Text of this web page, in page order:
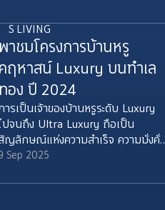
a life he's proud of, including
The Extro Phayathai –
Rangnam, a condo just steps
from BTS Victory Monument in
heart of Rangnam.
S LIVING
าชมโครงการบ้านหรู
คฤหาสน์ Luxury บนทำเล
อง ปี 2024
ารเป็นเจ้าของบ้านหรูระดับ Luxury
ปจนถึง Ultra Luxury ถือเป็น
ญลักษณ์แห่งความสำเร็จ ความมั่งคั่ง
ะท้อนให้เห็นถึงไลฟ์สไตล์ที่ดูหรูหรา
Sep 2025